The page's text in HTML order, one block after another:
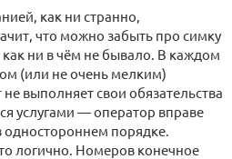
как ни странно,
что можно забыть про симку
как ни в чём не бывало. В каждом
(или не очень мелким)
выполняет свои обязательства
услугами — оператор вправе
одностороннем порядке.
логично. Номеров конечное